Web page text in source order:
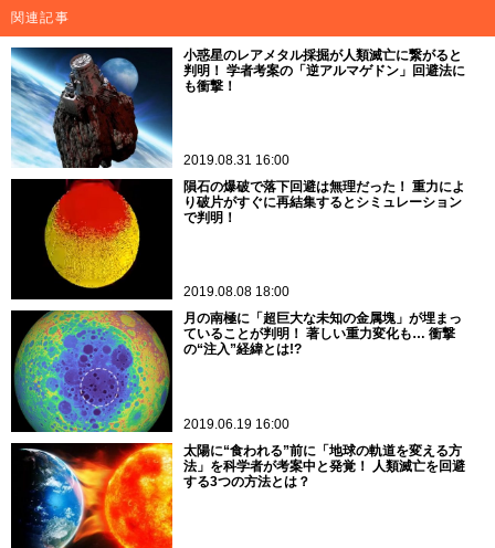
関連記事
小惑星のレアメタル採掘が人類滅亡に繋がると
判明！ 学者考案の「逆アルマゲドン」回避法に
も衝撃！
2019.08.31 16:00
隕石の爆破で落下回避は無理だった！ 重力によ
り破片がすぐに再結集するとシミュレーション
で判明！
2019.08.08 18:00
月の南極に「超巨大な未知の金属塊」が埋まっ
ていることが判明！ 著しい重力変化も… 衝撃
の“注入”経緯とは!?
2019.06.19 16:00
太陽に“食われる”前に「地球の軌道を変える方
法」を科学者が考案中と発覚！ 人類滅亡を回避
する3つの方法とは？